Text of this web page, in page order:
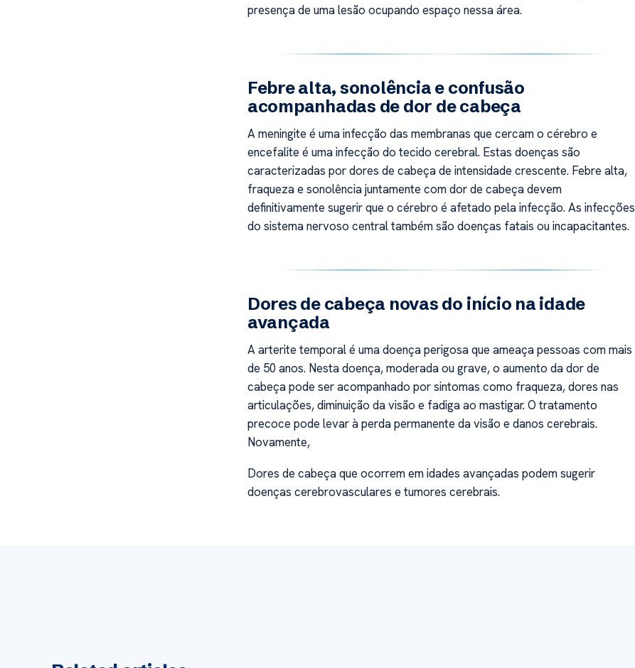
presença de uma lesão ocupando espaço nessa área.
Febre alta, sonolência e confusão
acompanhadas de dor de cabeça
A meningite é uma infecção das membranas que cercam o cérebro e
encefalite é uma infecção do tecido cerebral. Estas doenças são
caracterizadas por dores de cabeça de intensidade crescente. Febre alta,
fraqueza e sonolência juntamente com dor de cabeça devem
definitivamente sugerir que o cérebro é afetado pela infecção. As infecções
do sistema nervoso central também são doenças fatais ou incapacitantes.
Dores de cabeça novas do início na idade
avançada
A arterite temporal é uma doença perigosa que ameaça pessoas com mais
de 50 anos. Nesta doença, moderada ou grave, o aumento da dor de
cabeça pode ser acompanhado por sintomas como fraqueza, dores nas
articulações, diminuição da visão e fadiga ao mastigar. O tratamento
precoce pode levar à perda permanente da visão e danos cerebrais.
Novamente,
Dores de cabeça que ocorrem em idades avançadas podem sugerir
doenças cerebrovasculares e tumores cerebrais.